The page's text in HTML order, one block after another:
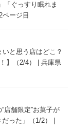
ぐっすり眠れま
ージ目
と思う店はどこ？
】（2/4） | 兵庫県
店舗限定”お菓子が
った」（1/2） |